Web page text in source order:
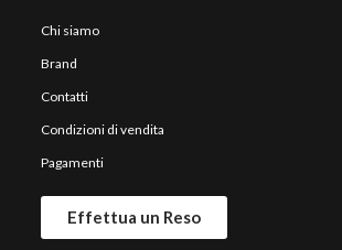
Chi siamo
Brand
Contatti
Condizioni di vendita
Pagamenti
Effettua un Reso